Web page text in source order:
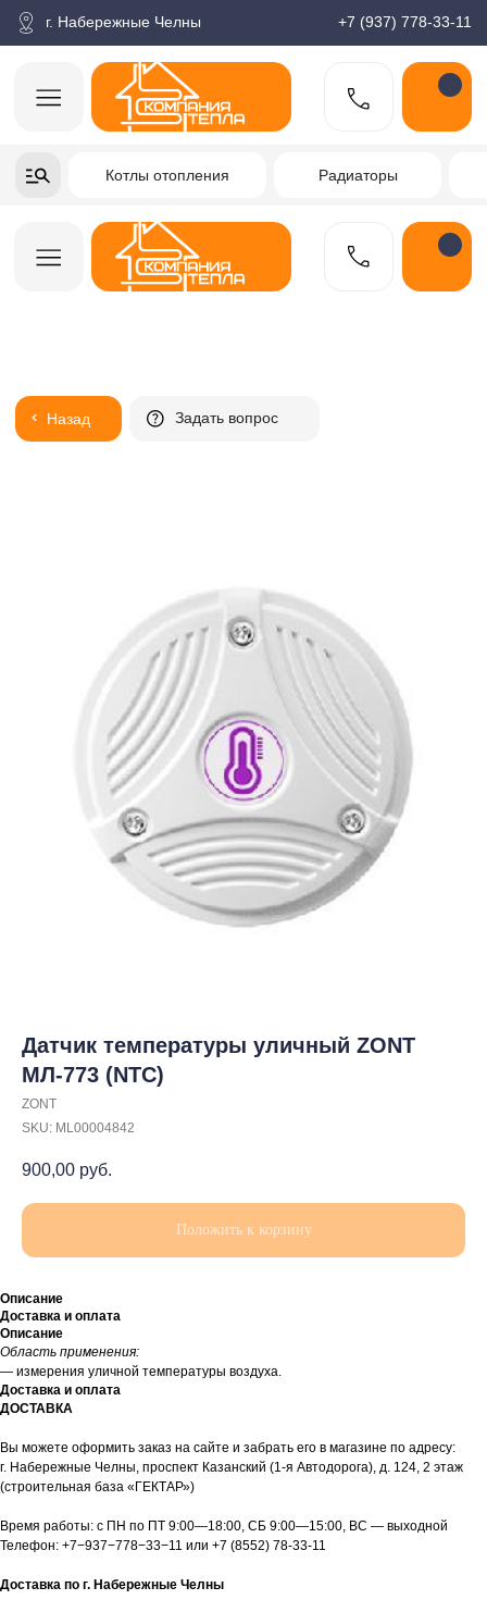
г. Набережные Челны
Котлы отопления Радиаторы Водонагреватели
+7-937-778-33-11
Датчик температуры уличный ZONT
МЛ-773 (NTC)
ZONT
SKU: ML00004842
900,00 руб.
Положить к корзину
Описание
Доставка и оплата
Описание
Область применения:
— измерения уличной температуры воздуха.
Доставка и оплата
ДОСТАВКА
Вы можете оформить заказ на сайте и забрать его в магазине по адресу:
г. Набережные Челны, проспект Казанский (1-я Автодорога), д. 124, 2 этаж
(строительная база «ГЕКТАР»)
Время работы: с ПН по ПТ 9:00—18:00, СБ 9:00—15:00, ВС — выходной
Телефон: +7−937−778−33−11 или +7 (8552) 78-33-11
Доставка по г. Набережные Челны